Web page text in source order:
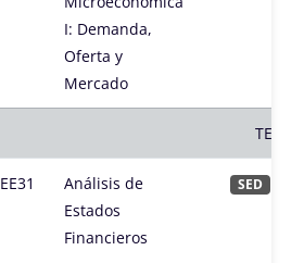
I: Demanda,
Oferta y
Mercado
EE31
Análisis de
Estados
Financieros
SED